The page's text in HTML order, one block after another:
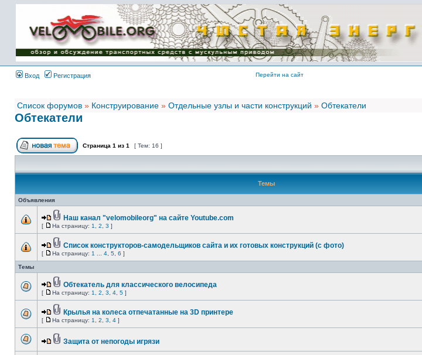
Имя пользователя:
Пароль:
{ LOG_ME_IN_SHORT
}
Вход Регистрация Перейти на сайт
Список форумов » Конструирование » Отдельные узлы и части конструкций » Обтекатели
Обтекатели
Страница 1 из 1 [ Тем: 16 ]
Темы
Объявления
Наш канал "velomobileorg" на сайте Youtube.com
[ На страницу: 1 2 3 ]
Список конструкторов-самодельщиков сайта и их готовых конструкций (с фото)
[ На страницу: 1 4 5 6 ]
Темы
Обтекатель для классического велосипеда
[ На страницу: 1 2 3 4 5 ]
Крылья на колеса отпечатанные на 3D принтере
[ На страницу: 1 2 3 4 ]
Защита от непогоды игрязи